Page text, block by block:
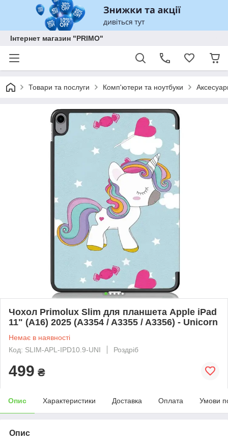
Інтернет магазин "PRIMO"
Товари та послуги Комп'ютери та ноутбуки
Чохол Primolux Slim для планшета Apple iPad
11" (A16) 2025 (A3354 / A3355 / A3356) - Unicorn
Немає в наявності
Код: SLIM-APL-IPD10.9-UNI
Роздріб
499 ₴
Опис Характеристики Доставка Оплата Умови
Опис